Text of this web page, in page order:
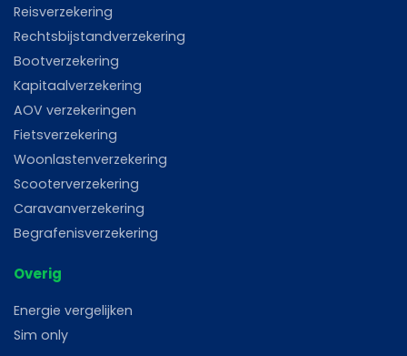
Reisverzekering
Rechtsbijstandverzekering
Bootverzekering
Kapitaalverzekering
AOV verzekeringen
Fietsverzekering
Woonlastenverzekering
Scooterverzekering
Caravanverzekering
Begrafenisverzekering
Overig
Energie vergelijken
Sim only